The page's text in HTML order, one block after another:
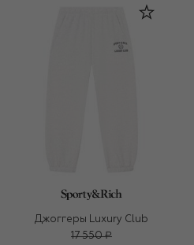
Джоггеры Luxury Club
17 550 ₽